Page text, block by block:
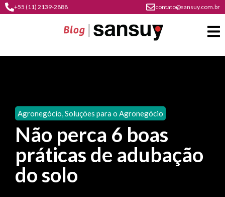
+55 (11) 2139-2888 contato@sansuy.com.br
contato
cultura
do
institucional
Agronegócio
psicultura
em
Coberturas
barracas
Agronegócio,Soluções para o Agronegócio
Não perca 6 boas
práticas de adubação
do solo